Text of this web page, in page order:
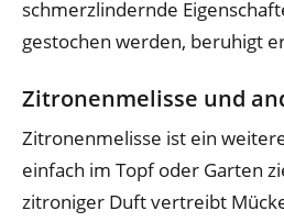
schmerzlindernde
gestochen werden, beruhigt
Zitronenmelisse und
Zitronenmelisse ist ein
einfach im Topf oder Garten
zitroniger Duft vertreibt